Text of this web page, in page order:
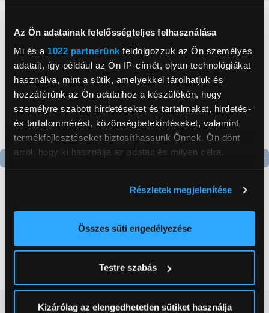
Az Ön adatainak felelősségteljes felhasználása
Mi és a 1022 partnerünk feldolgozzuk az Ön személyes
adatait, így például az Ön IP-címét, olyan technológiákat
használva, mint a sütik, amelyekkel tárolhatjuk és
hozzáférünk az Ön adataihoz a készülékén, hogy
személyre szabott hirdetéseket és tartalmakat, hirdetés-
és tartalommérést, közönségbetekintéseket, valamint
termékfejlesztéseket biztosíthassunk Önnek. Ön dönt
arról, hogy ki használja az adatait és milyen célra.
elhelyezkedéséről pár méteres pontossággal
Az Ön készülékén beazonosítása annak konkrét
módjairól és adja meg preferenciáit aRészletek
pontban. Bármikor módosíthatja vagy visszavonhatja a
Sütinyilatkozathoz való hozzájárulását.
Részletek megjelenítése
Összes süti engedélyezése
Testre szabás
Kizárólag az elengedhetetlen sütiket használja
by side hűtőszekrény
Alulfagyasztós
Vásárlói vélemények(0)